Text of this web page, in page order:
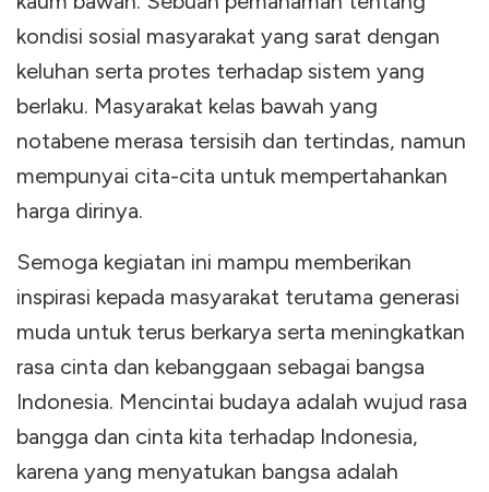
kondisi sosial masyarakat yang sarat dengan
keluhan serta protes terhadap sistem yang
berlaku. Masyarakat kelas bawah yang
notabene merasa tersisih dan tertindas, namun
mempunyai cita-cita untuk mempertahankan
harga dirinya.
Semoga kegiatan ini mampu memberikan
inspirasi kepada masyarakat terutama generasi
muda untuk terus berkarya serta meningkatkan
rasa cinta dan kebanggaan sebagai bangsa
Indonesia. Mencintai budaya adalah wujud rasa
bangga dan cinta kita terhadap Indonesia,
karena yang menyatukan bangsa adalah